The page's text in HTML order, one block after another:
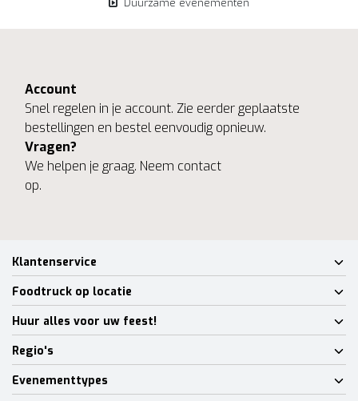
Duurzame evenementen
Account
Snel regelen in je account. Zie eerder geplaatste
bestellingen en bestel eenvoudig opnieuw.
Vragen?
We helpen je graag. Neem contact
op.
Klantenservice
Foodtruck op locatie
Huur alles voor uw feest!
Regio's
Evenementtypes